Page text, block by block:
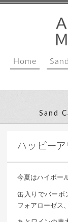
Home
Sand
ハッピーア
今夏はハイボー
缶入りでバーボ
フォアローゼス